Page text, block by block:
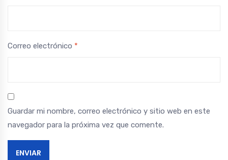
Correo electrónico *
Guardar mi nombre, correo electrónico y sitio web en este
navegador para la próxima vez que comente.